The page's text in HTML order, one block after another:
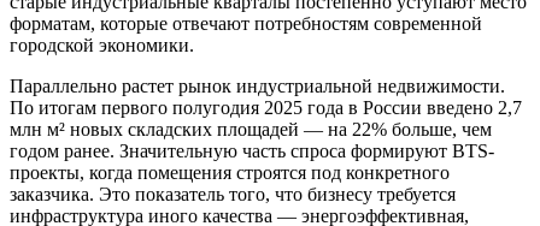
форматам, которые отвечают потребностям современной
городской экономики.
Параллельно растет рынок индустриальной недвижимости.
По итогам первого полугодия 2025 года в России введено 2,7
млн м² новых складских площадей — на 22% больше, чем
годом ранее. Значительную часть спроса формируют BTS-
проекты, когда помещения строятся под конкретного
заказчика. Это показатель того, что бизнесу требуется
инфраструктура иного качества — энергоэффективная,